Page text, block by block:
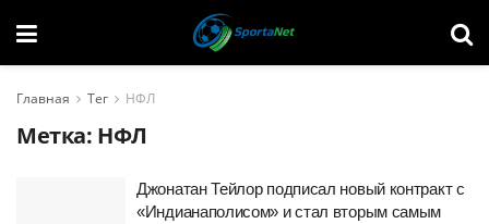
Главная Тег НФЛ
Метка: НФЛ
Джонатан Тейлор подписал новый контракт с
«Индианаполисом» и стал вторым самым